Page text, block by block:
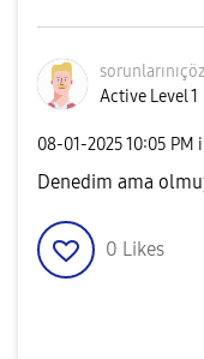
Active Level 1
‎08-01-202510:05 PM
Denedim ama
0 Likes